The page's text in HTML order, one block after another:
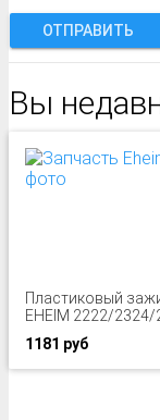
ОТПРАВИТЬ
Вы
Пластиковый
EHEIM 2222/
1181 руб